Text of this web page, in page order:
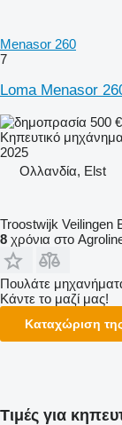
Menasor 260
7
Loma Menasor
500 €
Κηπευτικό
2025
Ολλανδία, Elst
Troostwijk Veilingen
8 χρόνια στο
Πουλάτε
Κάντε το μαζί μας!
Καταχώριση
Τιμές για